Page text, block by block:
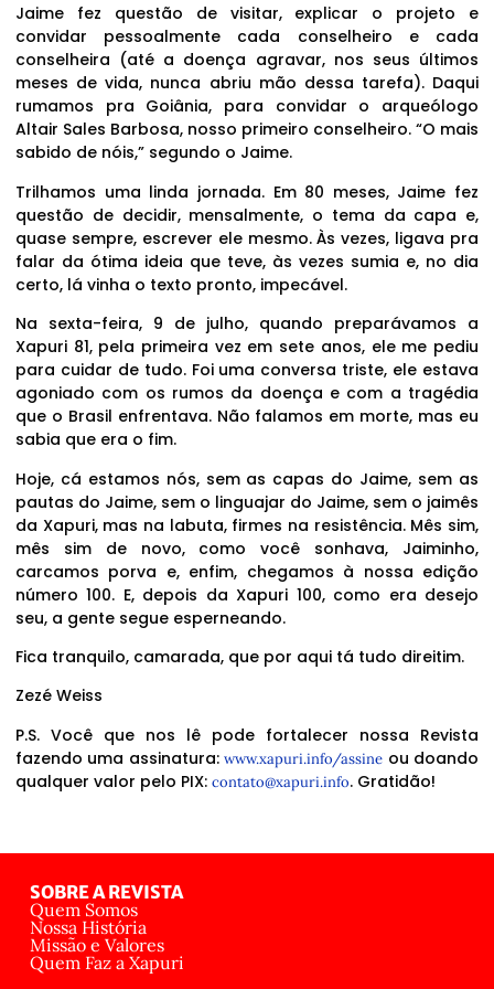
Jaime fez questão de visitar, explicar o projeto e
convidar pessoalmente cada conselheiro e cada
conselheira (até a doença agravar, nos seus últimos
meses de vida, nunca abriu mão dessa tarefa). Daqui
rumamos pra Goiânia, para convidar o arqueólogo
Altair Sales Barbosa, nosso primeiro conselheiro. “O mais
sabido de nóis,” segundo o Jaime.
Trilhamos uma linda jornada. Em 80 meses, Jaime fez
questão de decidir, mensalmente, o tema da capa e,
quase sempre, escrever ele mesmo. Às vezes, ligava pra
falar da ótima ideia que teve, às vezes sumia e, no dia
certo, lá vinha o texto pronto, impecável.
Na sexta-feira, 9 de julho, quando preparávamos a
Xapuri 81, pela primeira vez em sete anos, ele me pediu
para cuidar de tudo. Foi uma conversa triste, ele estava
agoniado com os rumos da doença e com a tragédia
que o Brasil enfrentava. Não falamos em morte, mas eu
sabia que era o fim.
Hoje, cá estamos nós, sem as capas do Jaime, sem as
pautas do Jaime, sem o linguajar do Jaime, sem o jaimês
da Xapuri, mas na labuta, firmes na resistência. Mês sim,
mês sim de novo, como você sonhava, Jaiminho,
carcamos porva e, enfim, chegamos à nossa edição
número 100. E, depois da Xapuri 100, como era desejo
seu, a gente segue esperneando.
Fica tranquilo, camarada, que por aqui tá tudo direitim.
Zezé Weiss
P.S. Você que nos lê pode fortalecer nossa Revista
fazendo uma assinatura:www.xapuri.info/assine ou doando
qualquer valor pelo PIX: contato@xapuri.info. Gratidão!
SOBRE A REVISTA
Quem Somos
Nossa História
Missão e Valores
Quem Faz a Xapuri